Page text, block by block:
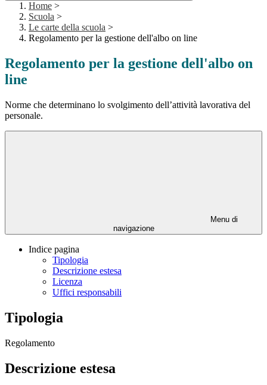
Home >
Scuola >
Le carte della scuola >
Regolamento per la gestione dell'albo on line
Regolamento per la gestione dell'albo on
line
Norme che determinano lo svolgimento dell’attività lavorativa del
personale.
Menu di
navigazione
Indice pagina
Tipologia
Descrizione estesa
Licenza
Uffici responsabili
Tipologia
Regolamento
Descrizione estesa